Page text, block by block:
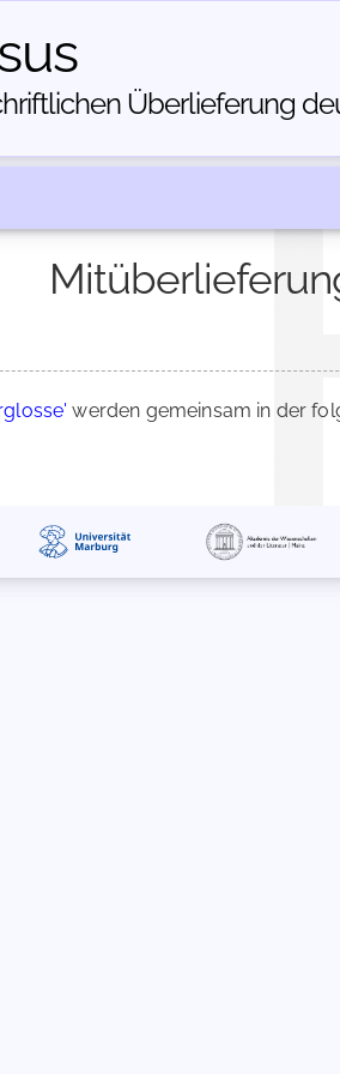
Über­lieferung
werden gemeinsam in der